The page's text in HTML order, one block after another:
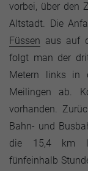
vorbei, über den
Altstadt. Die
Füssen aus auf
folgt man der
Metern links in
Meilingen ab.
vorhanden.
Bahn- und
die 15,4 km
fünfeinhalb